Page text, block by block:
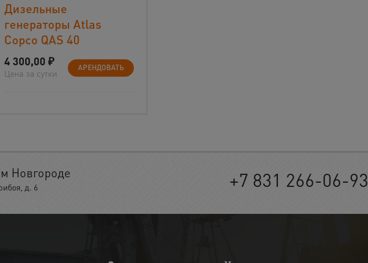
Дизельные
генераторы Atlas
Copco QAS 40
4 300,00 ₽
Цена за сутки
АРЕНДОВАТЬ
Новгороде
д. 6 +7 831 266-06-93